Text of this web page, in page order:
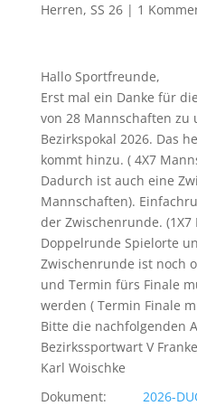
Herren, SS 26| 1
Hallo Sportfreunde,
Erst mal ein Danke für
von 28 Mannschaften zu
Bezirkspokal 2026. Das
kommt hinzu. ( 4X7
Dadurch ist auch eine
Mannschaften).
der Zwischenrunde. (1X7
Doppelrunde Spielorte
Zwischenrunde ist noch
und Termin fürs Finale
werden ( Termin Finale
Bitte die nachfolgenden
Bezirkssportwart V
Karl Woischke
Dokument:
2026-